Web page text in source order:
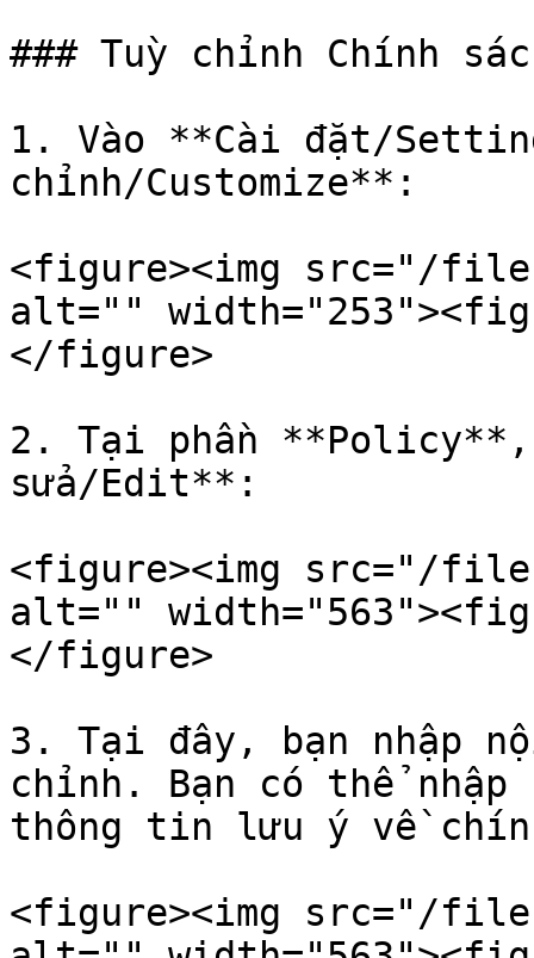
### Tuỳ chỉnh Chính
1. Vào **Cài đặt/
chỉnh/Customize**:
<figure><img src="/
alt=""
</figure>
2. Tại phần **Policy**,
sửa/Edit**:
<figure><img src="/files/
alt=""
</figure>
3. Tại đây, bạn nhập
chỉnh. Bạn có thể
thông tin lưu ý về
<figure><img src="/